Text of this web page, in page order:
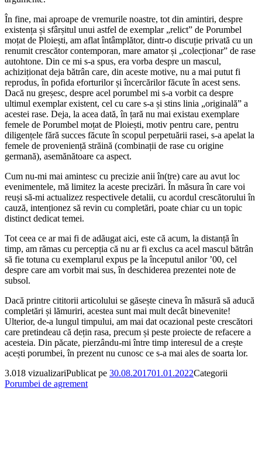
În fine, mai aproape de vremurile noastre, tot din amintiri, despre
existența și sfârșitul unui astfel de exemplar „relict” de Porumbel
moțat de Ploiești, am aflat întâmplător, dintr-o discuție privată cu un
renumit crescător contemporan, mare amator și „colecționar” de rase
autohtone. Din ce mi s-a spus, era vorba despre un mascul,
achiziționat deja bătrân care, din aceste motive, nu a mai putut fi
reprodus, în pofida eforturilor și încercărilor făcute în acest sens.
Dacă nu greșesc, despre acel porumbel mi s-a vorbit ca despre
ultimul exemplar existent, cel cu care s-a și stins linia „originală” a
acestei rase. Deja, la acea dată, în țară nu mai existau exemplare
femele de Porumbel moțat de Ploiești, motiv pentru care, pentru
diligențele fără succes făcute în scopul perpetuării rasei, s-a apelat la
femele de proveniență străină (combinații de rase cu origine
germană), asemănătoare ca aspect.
Cum nu-mi mai amintesc cu precizie anii în(tre) care au avut loc
evenimentele, mă limitez la aceste precizări. În măsura în care voi
reuși să-mi actualizez respectivele detalii, cu acordul crescătorului în
cauză, intenționez să revin cu completări, poate chiar cu un topic
distinct dedicat temei.
Tot ceea ce ar mai fi de adăugat aici, este că acum, la distanță în
timp, am rămas cu percepția că nu ar fi exclus ca acel mascul bătrân
să fie totuna cu exemplarul expus pe la începutul anilor ’00, cel
despre care am vorbit mai sus, în deschiderea prezentei note de
subsol.
Dacă printre cititorii articolului se găsește cineva în măsură să aducă
completări și lămuriri, acestea sunt mai mult decât binevenite!
Ulterior, de-a lungul timpului, am mai dat ocazional peste crescători
care pretindeau că dețin rasa, precum și peste proiecte de refacere a
acesteia. Din păcate, pierzându-mi între timp interesul de a crește
acești porumbei, în prezent nu cunosc ce s-a mai ales de soarta lor.
3.018 vizualizariPublicat pe 30.08.201701.01.2022Categorii
Porumbei de agrement